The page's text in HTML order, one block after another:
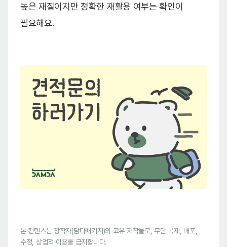
높은 재질이지만 정확한 재활용 여부는 확인이
필요해요.
본 컨텐츠는 창작자(담다패키지)의 고유 저작물로, 무단 복제, 배포,
수정, 상업적 이용을 금지합니다.